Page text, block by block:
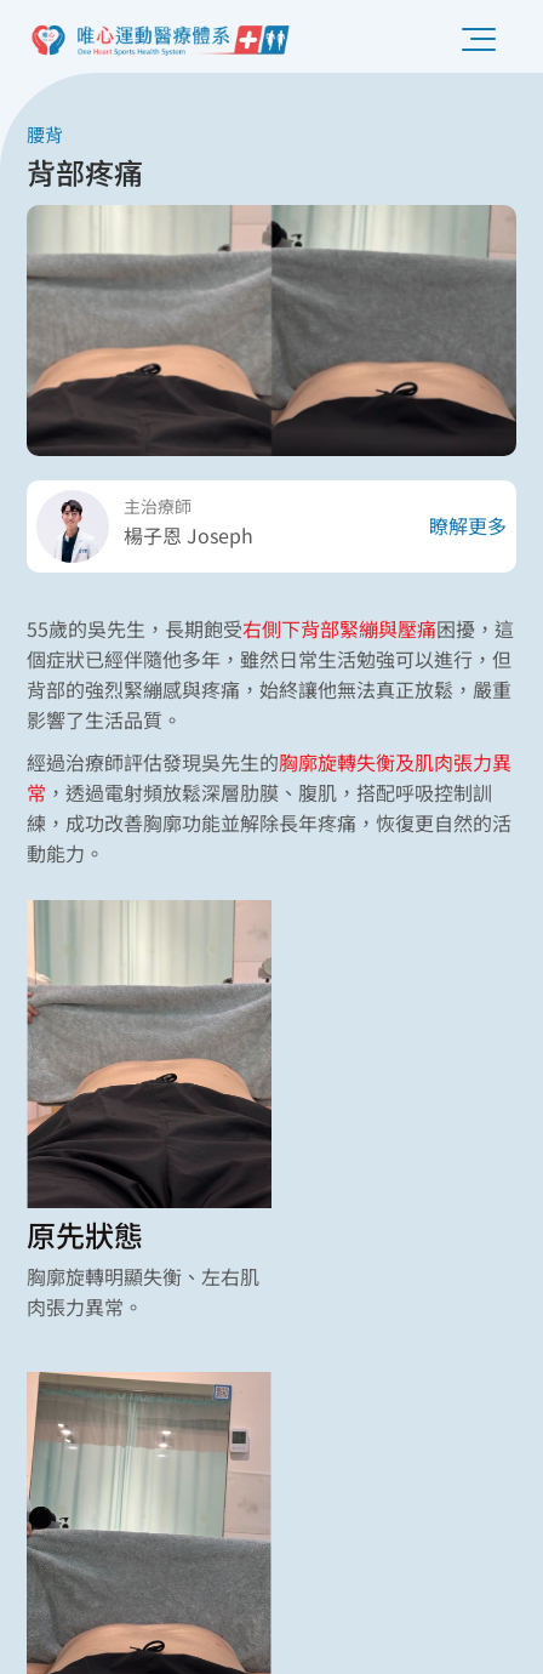
腰背
背部疼痛
主治療師
楊子恩 Joseph 瞭解更多
55歲的吳先生，長期飽受右側下背部緊繃與壓痛困擾，這
個症狀已經伴隨他多年，雖然日常生活勉強可以進行，但
背部的強烈緊繃感與疼痛，始終讓他無法真正放鬆，嚴重
影響了生活品質。
經過治療師評估發現吳先生的胸廓旋轉失衡及肌肉張力異
常 ，透過電射頻放鬆深層肋膜、腹肌，搭配呼吸控制訓
練，成功改善胸廓功能並解除長年疼痛，恢復更自然的活
動能力。
原先狀態
胸廓旋轉明顯失衡、左右肌
肉張力異常。